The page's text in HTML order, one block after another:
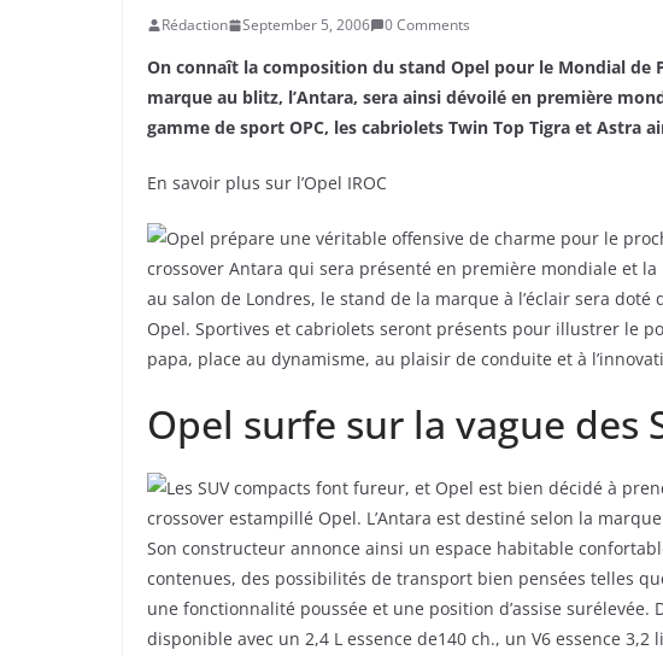
Rédaction September 5, 2006 0 Comments
On connaît la composition du stand Opel pour le Mondial de
marque au blitz, l’Antara, sera ainsi dévoilé en première
gamme de sport OPC, les cabriolets Twin Top Tigra et Astra
En savoir plus sur l’Opel IROC
Opel prépare une véritable offensive de charme pour le
crossover Antara qui sera présenté en première mondiale et
au salon de Londres, le stand de la marque à l’éclair sera
Opel. Sportives et cabriolets seront présents pour illustrer le
papa, place au dynamisme, au plaisir de conduite et à
Opel surfe sur la vague des
Les SUV compacts font fureur, et Opel est bien décidé à
crossover estampillé Opel. L’Antara est destiné selon la
Son constructeur annonce ainsi un espace habitable
contenues, des possibilités de transport bien pensées telles
une fonctionnalité poussée et une position d’assise surélevée.
disponible avec un 2,4 L essence de140 ch., un V6 essence